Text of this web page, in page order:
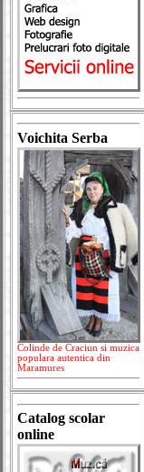
Voichita Serba
Colinde de Craciun si muzica
populara autentica din
Maramures
Catalog scolar
online